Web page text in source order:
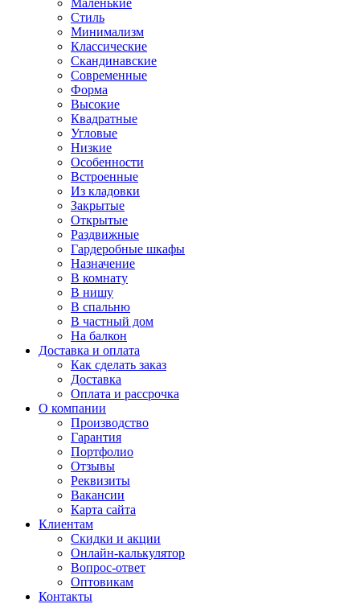
Маленькие
Стиль
Минимализм
Классические
Скандинавские
Современные
Форма
Высокие
Квадратные
Угловые
Низкие
Особенности
Встроенные
Из кладовки
Закрытые
Открытые
Раздвижные
Гардеробные шкафы
Назначение
В комнату
В нишу
В спальню
В частный дом
На балкон
Доставка и оплата
Как сделать заказ
Доставка
Оплата и рассрочка
О компании
Производство
Гарантия
Портфолио
Отзывы
Реквизиты
Вакансии
Карта сайта
Клиентам
Скидки и акции
Онлайн-калькулятор
Вопрос-ответ
Оптовикам
Контакты